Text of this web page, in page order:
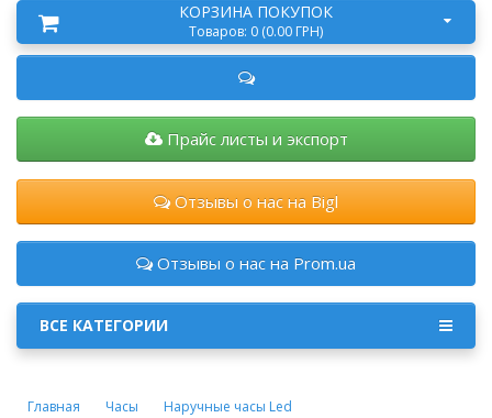
КОРЗИНА ПОКУПОК
Товаров: 0 (0.00 ГРН)
Прайс листы и экспорт
Отзывы о нас на Bigl
Отзывы о нас на Prom.ua
ВСЕ КАТЕГОРИИ
Главная Часы
Наручные часы Led